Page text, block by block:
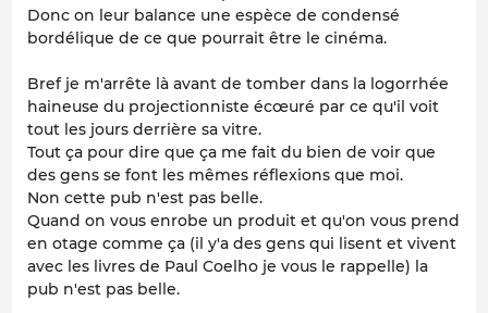
Donc on leur balance une espèce de condensé
bordélique de ce que pourrait être le cinéma.
Bref je m'arrête là avant de tomber dans la logorrhée
haineuse du projectionniste écœuré par ce qu'il voit
tout les jours derrière sa vitre.
Tout ça pour dire que ça me fait du bien de voir que
des gens se font les mêmes réflexions que moi.
Non cette pub n'est pas belle.
Quand on vous enrobe un produit et qu'on vous prend
en otage comme ça (il y'a des gens qui lisent et vivent
avec les livres de Paul Coelho je vous le rappelle) la
pub n'est pas belle.